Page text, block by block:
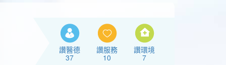
讚醫德
37
讚服務
10
讚環境
7